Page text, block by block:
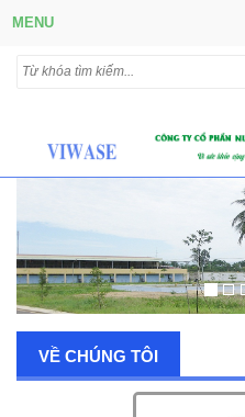
MENU
VỀ CHÚNG TÔI